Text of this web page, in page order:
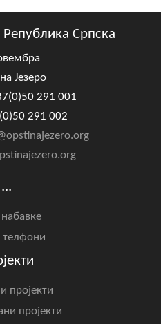
Српска
Језеро
291 001
291 002
...
набавке
пројекти
пројекти